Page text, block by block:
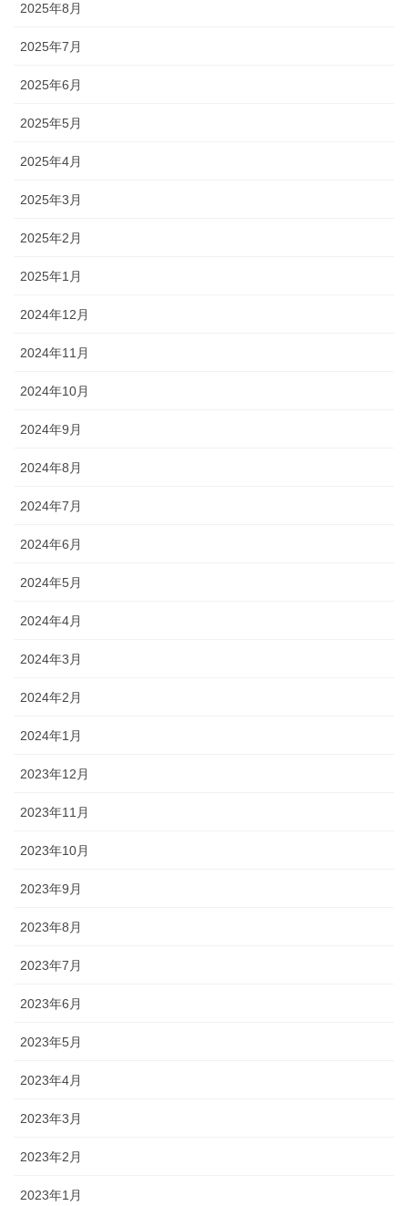
2025年8月
2025年7月
2025年6月
2025年5月
2025年4月
2025年3月
2025年2月
2025年1月
2024年12月
2024年11月
2024年10月
2024年9月
2024年8月
2024年7月
2024年6月
2024年5月
2024年4月
2024年3月
2024年2月
2024年1月
2023年12月
2023年11月
2023年10月
2023年9月
2023年8月
2023年7月
2023年6月
2023年5月
2023年4月
2023年3月
2023年2月
2023年1月